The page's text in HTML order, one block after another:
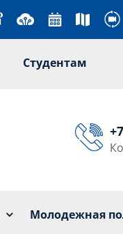
Студентам
Молодежная
Университет